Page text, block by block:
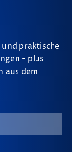
und praktische
- plus
aus dem